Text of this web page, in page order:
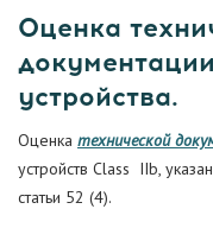
Оценка
устройства.
Оценка технической
устройств Class IIb,
статьи 52 (4).